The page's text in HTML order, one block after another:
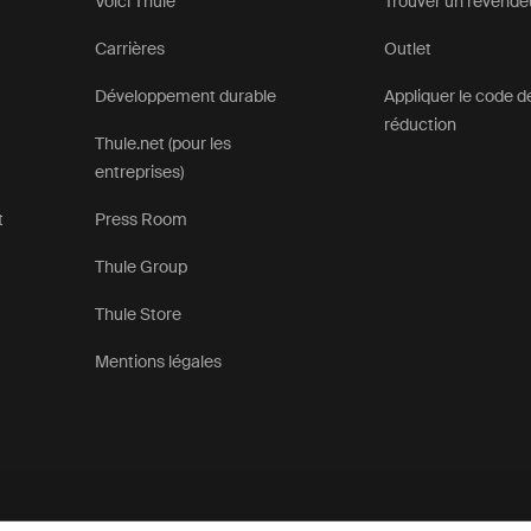
Carrières
Développement durable
Thule.net (pour les
entreprises)
Press Room
Thule Group
Thule Store
Mentions légales
Outlet
Appliquer le code
réduction